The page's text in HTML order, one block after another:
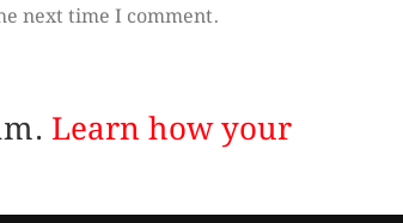
next time I comment.
Learn how your